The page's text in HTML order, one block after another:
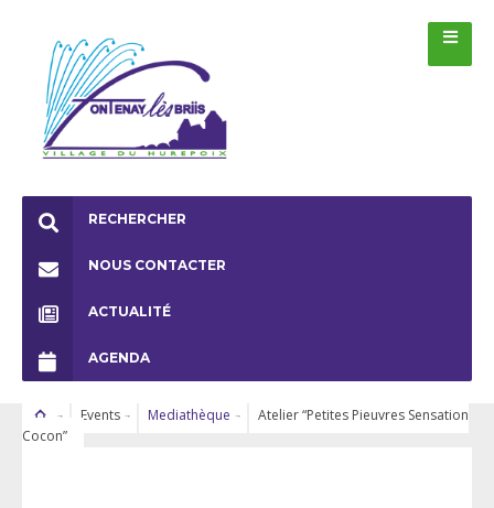
RECHERCHER
NOUS CONTACTER
ACTUALITÉ
AGENDA
Events Mediathèque
Atelier “Petites Pieuvres Sensation
Cocon”